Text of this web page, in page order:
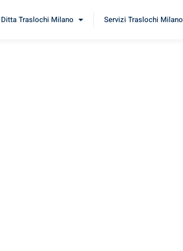
Ditta Traslochi Milano Servizi Traslochi Milano